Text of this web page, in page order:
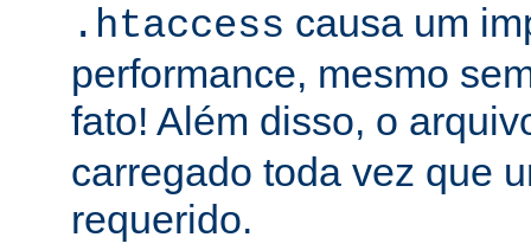
.htaccess causa um
performance, mesmo
fato! Além disso, o
carregado toda vez que
requerido.